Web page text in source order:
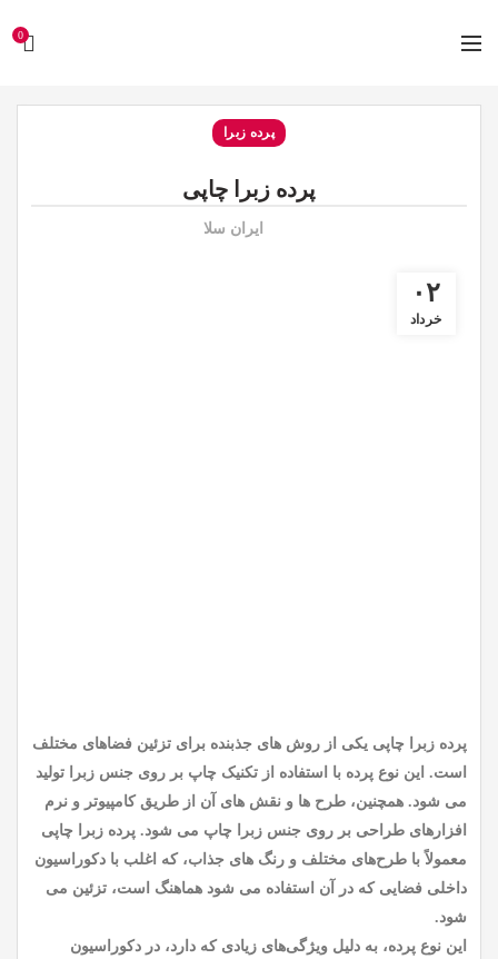
0
پرده زبرا
پرده زبرا چاپی
ایران سلا
۰۲
خرداد
پرده زبرا چاپی یکی از روش های جذبنده برای تزئین فضاهای مختلف
است. این نوع پرده با استفاده از تکنیک چاپ بر روی جنس زبرا تولید
می شود. همچنین، طرح ها و نقش های آن از طریق کامپیوتر و نرم
افزارهای طراحی بر روی جنس زبرا چاپ می شود. پرده زبرا چاپی
معمولاً با طرح‌های مختلف و رنگ های جذاب، که اغلب با دکوراسیون
داخلی فضایی که در آن استفاده می شود هماهنگ است، تزئین می
شود.
این نوع پرده، به دلیل ویژگی‌های زیادی که دارد، در دکوراسیون